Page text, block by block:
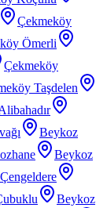
Çekmeköy
Ömerli
Çekmeköy
Taşdelen
Beykoz
Beykoz
Beykoz